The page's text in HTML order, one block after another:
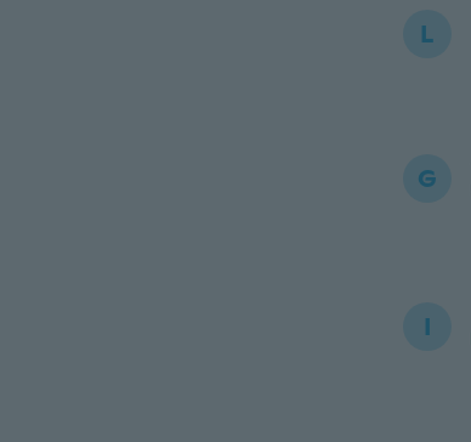
L
G
I